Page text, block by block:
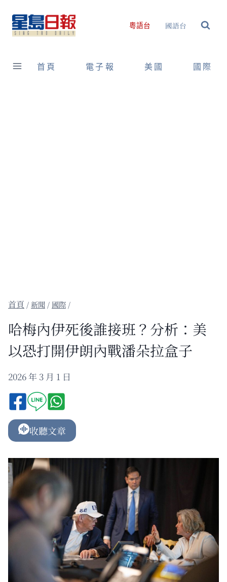
content
粵語台 國語台
首頁 電子報 美國 國際
/新聞 / 國際 /
哈梅內伊死後誰接班？分析：美
以恐打開伊朗內戰潘朵拉盒子
2026 年 3 月 1 日
收聽文章